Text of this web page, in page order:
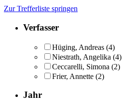
Zur Trefferliste springen
Verfasser
Hüging, Andreas (4)
Niestrath, Angelika (4)
Ceccarelli, Simona (2)
Frier, Annette (2)
Jahr